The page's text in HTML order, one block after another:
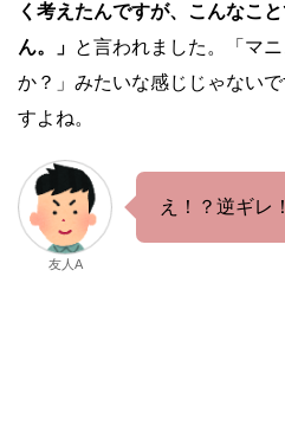
く考えたんですが、こんなこ
ん。」 と言われました。「マ
か？」みたいな感じじゃない
すよね。
友人A
え！？逆ギレ